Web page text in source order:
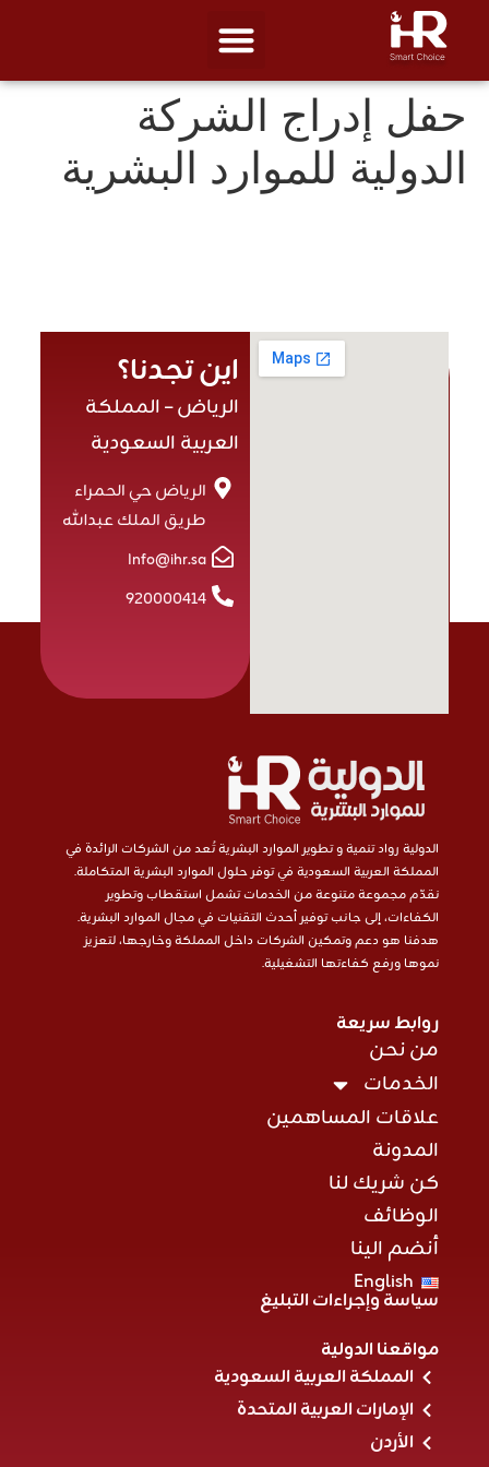
حفل إدراج الشركة
الدولية للموارد البشرية
اين تجدنا؟
الرياض – المملكة
العربية السعودية
الرياض حي الحمراء
طريق الملك عبدالله
Info@ihr.sa
920000414
الدولية رواد تنمية و تطوير الموارد البشرية تُعد من الشركات الرائدة في
المملكة العربية السعودية في توفر حلول الموارد البشرية المتكاملة.
نقدّم مجموعة متنوعة من الخدمات تشمل استقطاب وتطوير
الكفاءات، إلى جانب توفير أحدث التقنيات في مجال الموارد البشرية.
هدفنا هو دعم وتمكين الشركات داخل المملكة وخارجها، لتعزيز
نموها ورفع كفاءتها التشغيلية.
روابط سريعة
من نحن
الخدمات
علاقات المساهمين
المدونة
كن شريك لنا
الوظائف
أنضم الينا
English
سياسة وإجراءات التبليغ
مواقعنا الدولية
المملكة العربية السعودية
الإمارات العربية المتحدة
الأردن